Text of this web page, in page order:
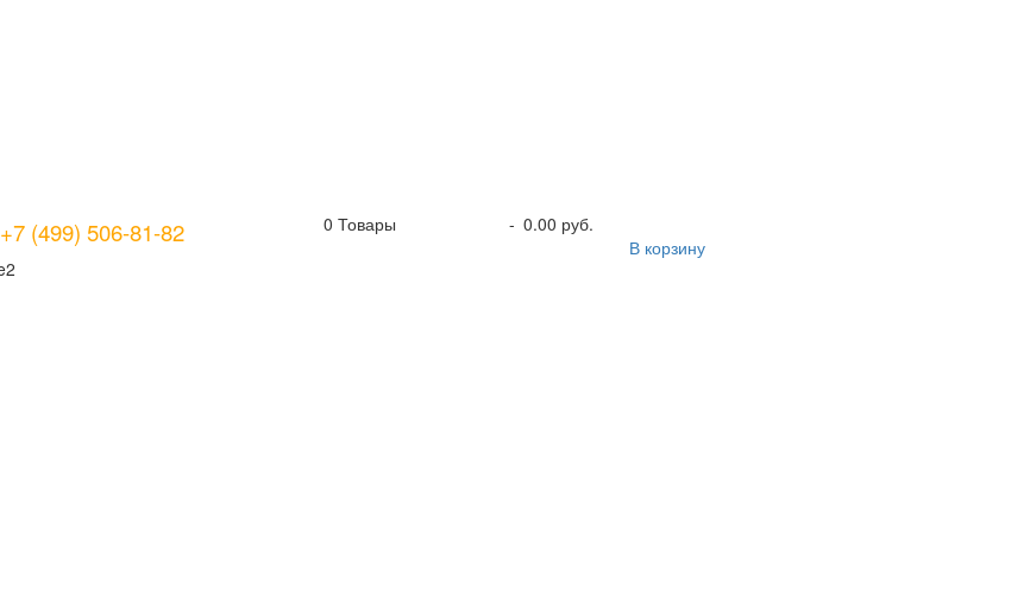
+7 (499) 506-81-82 0 Товары - 0.00 руб.
В корзину